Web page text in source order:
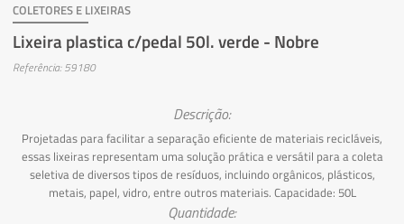
COLETORES E LIXEIRAS
Lixeira plastica c/pedal 50l. verde - Nobre
Referência: 59180
Descrição:
Projetadas para facilitar a separação eficiente de materiais recicláveis,
essas lixeiras representam uma solução prática e versátil para a coleta
seletiva de diversos tipos de resíduos, incluindo orgânicos, plásticos,
metais, papel, vidro, entre outros materiais. Capacidade: 50L
Quantidade: